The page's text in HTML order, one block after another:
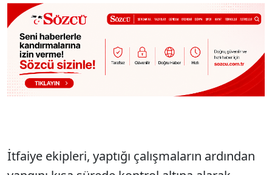
İtfaiye ekipleri, yaptığı çalışmaların ardından